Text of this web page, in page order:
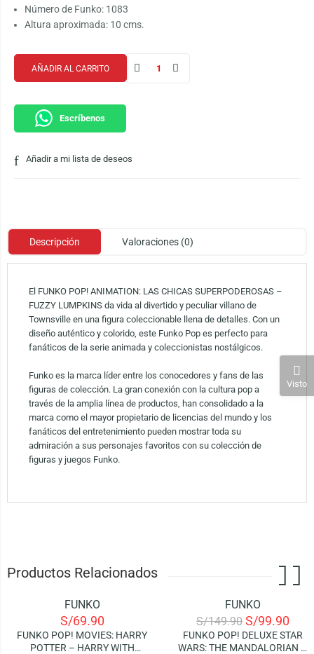
Número de Funko: 1083
Altura aproximada: 10 cms.
AÑADIR AL CARRITO
Escríbenos
Añadir a mi lista de deseos
Descripción Valoraciones (0)
El FUNKO POP! ANIMATION: LAS CHICAS SUPERPODEROSAS –
FUZZY LUMPKINS da vida al divertido y peculiar villano de
Townsville en una figura coleccionable llena de detalles. Con un
diseño auténtico y colorido, este Funko Pop es perfecto para
fanáticos de la serie animada y coleccionistas nostálgicos.
Funko es la marca líder entre los conocedores y fans de las
figuras de colección. La gran conexión con la cultura pop a
través de la amplia línea de productos, han consolidado a la
marca como el mayor propietario de licencias del mundo y los
fanáticos del entretenimiento pueden mostrar toda su
admiración a sus personajes favoritos con su colección de
figuras y juegos Funko.
Productos Relacionados
AGOTADO
FUNKO
S/69.90
FUNKO POP! MOVIES: HARRY
POTTER – HARRY WITH
FUNKO
S/149.90 S/99.90
FUNKO POP! DELUXE STAR
WARS: THE MANDALORIAN –
Visto